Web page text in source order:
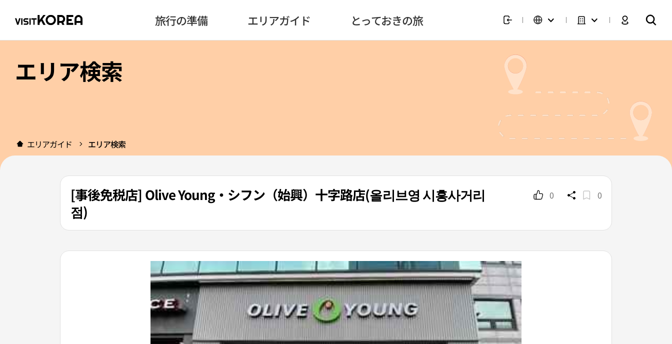
旅行の準備 エリアガイド とっておきの旅
エリア検索
エリアガイド エリア検索
[事後免税店] Olive Young・シフン（始興）十字路店(올리브영 시흥사거리
점)
0 0